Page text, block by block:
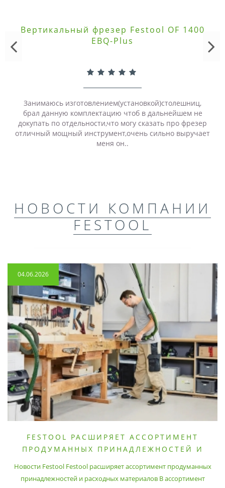
Вертикальный фрезер Festool OF 1400
EBQ-Plus
Занимаюсь изготовлением(установкой)столешниц,
брал данную комплектацию чтоб в дальнейшем не
докупать по отдельности,что могу сказать про фрезер
отличный мощный инструмент,очень сильно выручает
меня он..
НОВОСТИ КОМПАНИИ
FESTOOL
04.06.2026
FESTOOL РАСШИРЯЕТ АССОРТИМЕНТ
ПРОДУМАННЫХ ПРИНАДЛЕЖНОСТЕЙ И
Новости Festool Festool расширяет ассортимент продуманных
принадлежностей и расходных материалов В ассортимент